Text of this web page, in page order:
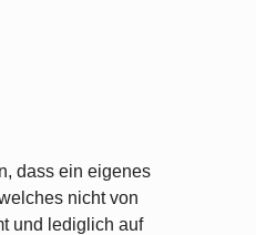
dass ein eigenes
nicht von
und lediglich auf